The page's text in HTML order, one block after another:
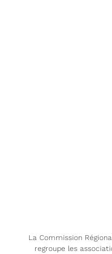
La Commission
regroupe les